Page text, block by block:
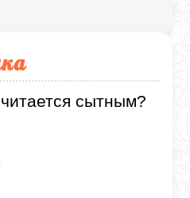
сытным?